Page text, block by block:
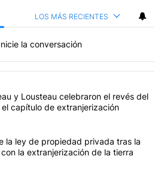
LOS MÁS RECIENTES
la conversación
con más comentarios en los
el título "Grabois, Moreau y
y Lousteau celebraron el revés del
capítulo de extranjerización
el título "Qué queda de la ley de
la ley de propiedad privada tras la
la extranjerización de la tierra